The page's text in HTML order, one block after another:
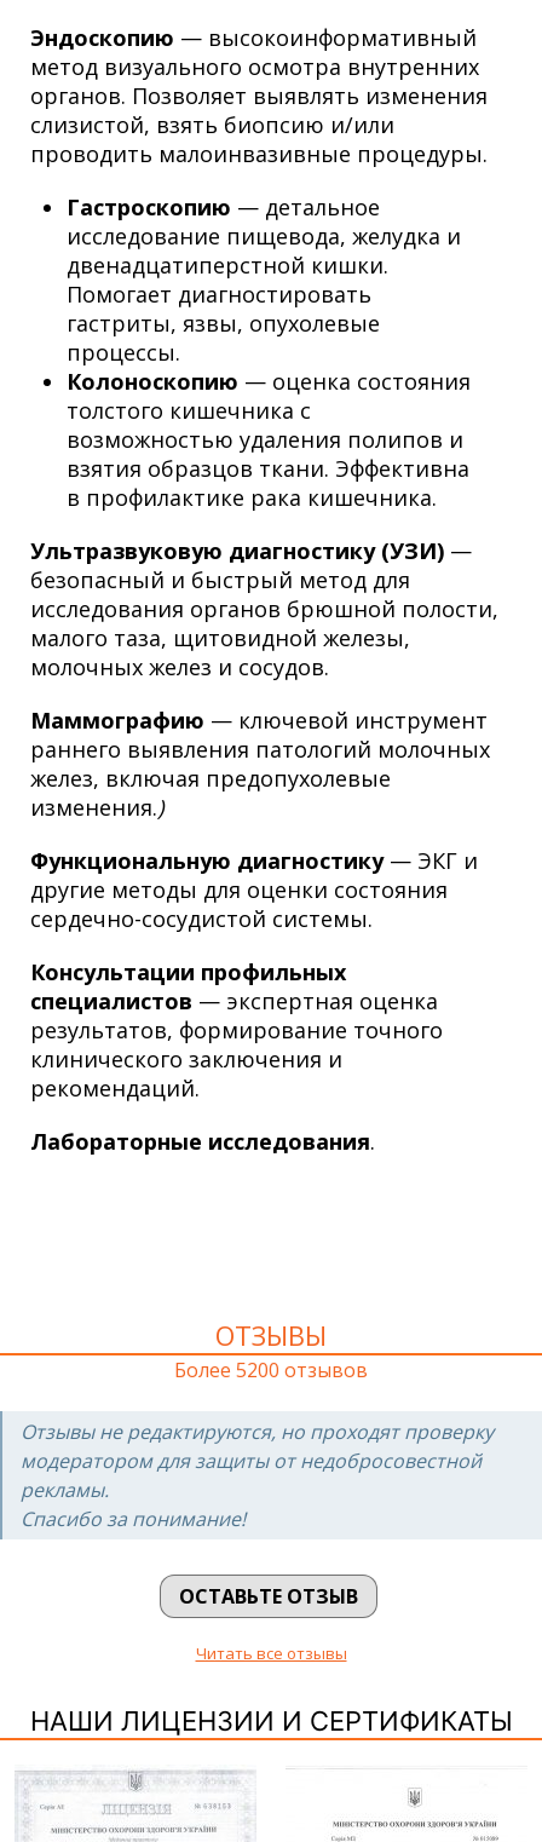
Эндоскопию — высокоинформативный
метод визуального осмотра внутренних
органов. Позволяет выявлять изменения
слизистой, взять биопсию и/или
проводить малоинвазивные процедуры.
Гастроскопию — детальное
исследование пищевода, желудка и
двенадцатиперстной кишки.
Помогает диагностировать
гастриты, язвы, опухолевые
процессы.
Колоноскопию — оценка состояния
толстого кишечника с
возможностью удаления полипов и
взятия образцов ткани. Эффективна
в профилактике рака кишечника.
Ультразвуковую диагностику (УЗИ) —
безопасный и быстрый метод для
исследования органов брюшной полости,
малого таза, щитовидной железы,
молочных желез и сосудов.
Маммографию — ключевой инструмент
раннего выявления патологий молочных
желез, включая предопухолевые
изменения.)
Функциональную диагностику— ЭКГ и
другие методы для оценки состояния
сердечно-сосудистой системы.
Консультации профильных
специалистов — экспертная оценка
результатов, формирование точного
клинического заключения и
рекомендаций.
Лабораторные исследования.
ОТЗЫВЫ
Более 5200 отзывов
Отзывы не редактируются, но проходят проверку
модератором для защиты от недобросовестной
рекламы.
Спасибо за понимание!
ОСТАВЬТЕ ОТЗЫВ
Читать все отзывы
НАШИ ЛИЦЕНЗИИ И СЕРТИФИКАТЫ